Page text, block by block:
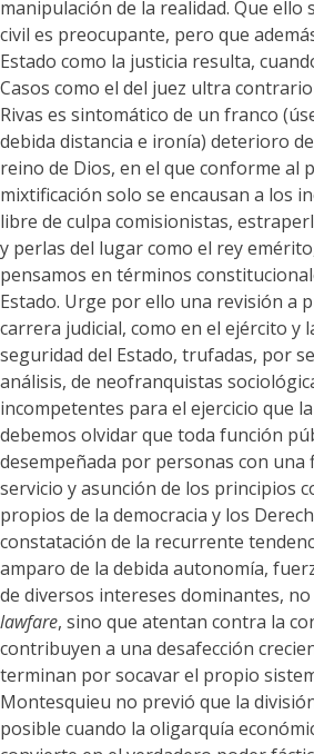
manipulación de la realidad. Que ello
civil es preocupante, pero que
Estado como la justicia resulta,
Casos como el del juez ultra
Rivas es sintomático de un franco
debida distancia e ironía) deterioro
reino de Dios, en el que conforme al
mixtificación solo se encausan a los
libre de culpa comisionistas,
y perlas del lugar como el rey
pensamos en términos
Estado. Urge por ello una revisión a
carrera judicial, como en el ejército y
seguridad del Estado, trufadas, por
análisis, de neofranquistas
incompetentes para el ejercicio que
debemos olvidar que toda función
desempeñada por personas con una
servicio y asunción de los principios
propios de la democracia y los
constatación de la recurrente
amparo de la debida autonomía,
de diversos intereses dominantes,
lawfare, sino que atentan contra la
contribuyen a una desafección
terminan por socavar el propio
Montesquieu no previó que la
posible cuando la oligarquía